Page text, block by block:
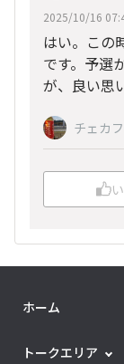
2025/10/16
はい。この
です。予選
が、良い思
チェカ
ホーム
トークエリア